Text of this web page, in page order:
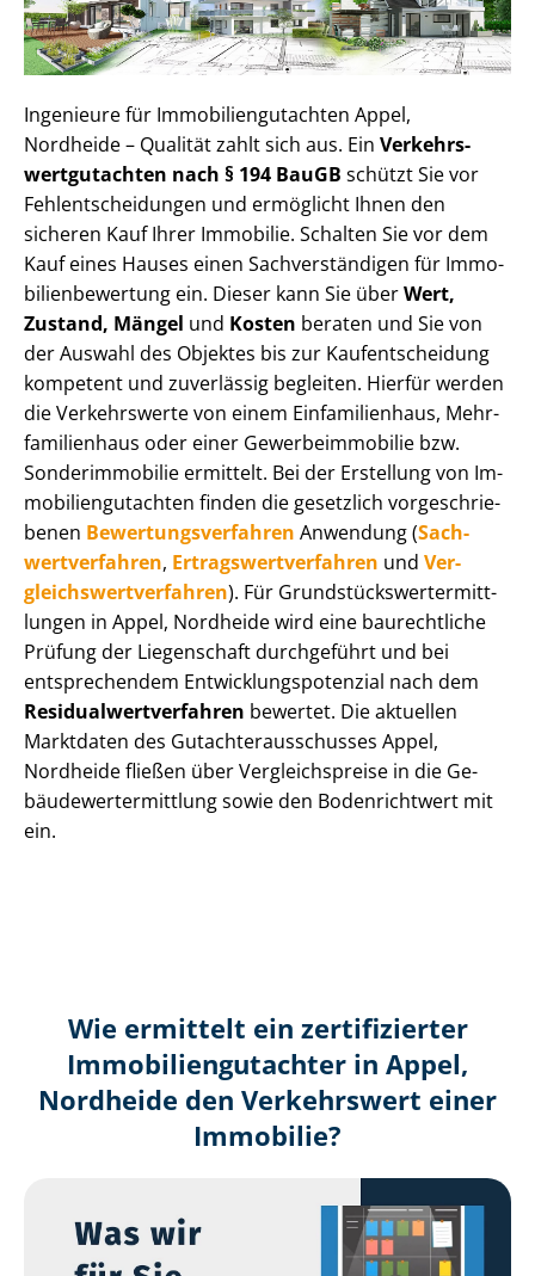
Ingenieure für Im­mo­bi­li­en­gut­ach­ten Appel,
Nordheide – Qualität zahlt sich aus. Ein Ver­kehrs­
wert­gut­ach­ten nach § 194 BauGB schützt Sie vor
Fehl­ent­schei­dun­gen und ermöglicht Ihnen den
sicheren Kauf Ihrer Immobilie. Schalten Sie vor dem
Kauf eines Hauses einen Sach­ver­stän­di­gen für Im­mo­
bi­li­en­be­wer­tung ein. Dieser kann Sie überWert,
Zustand, Mängel und Kosten beraten und Sie von
der Auswahl des Objektes bis zur Kauf­ent­schei­dung
kompetent und zuverlässig begleiten. Hierfür werden
die Verkehrswerte von einem Einfamilienhaus, Mehr­
fa­mi­li­en­haus oder einer Ge­wer­be­im­mo­bi­lie bzw.
Sonderimmobilie ermittelt. Bei der Erstellung von Im­
mo­bi­li­en­gut­ach­ten finden die gesetzlich vor­ge­schrie­
be­nen Be­wer­tungs­ver­fah­ren Anwendung (Sach­
wert­ver­fah­ren, Er­trags­wert­ver­fah­ren und Ver­
gleichs­wert­ver­fah­ren). Für Grund­stücks­wert­ermitt­
lun­gen in Appel, Nordheide wird eine baurechtliche
Prüfung der Liegenschaft durchgeführt und bei
entsprechendem Ent­wick­lungs­po­ten­zi­al nach dem
Re­si­du­al­wert­ver­fah­ren bewertet. Die aktuellen
Marktdaten des Gut­ach­ter­aus­schus­ses Appel,
Nordheide fließen über Ver­gleichs­prei­se in die Ge­
bäu­de­wert­ermitt­lung sowie den Bodenrichtwert mit
ein.
Wie ermittelt ein zertifizierter
Immobilien­gutachter in Appel,
Nordheide den Verkehrswert einer
Immobilie?